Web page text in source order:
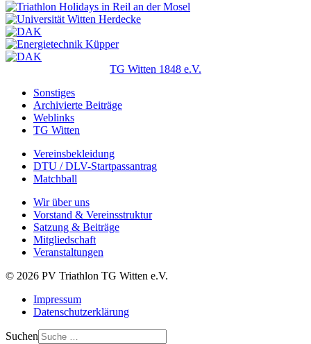
TG Witten 1848 e.V.
Sonstiges
Archivierte Beiträge
Weblinks
TG Witten
Vereinsbekleidung
DTU / DLV-Startpassantrag
Matchball
Wir über uns
Vorstand & Vereinsstruktur
Satzung & Beiträge
Mitgliedschaft
Veranstaltungen
© 2026 PV Triathlon TG Witten e.V.
Impressum
Datenschutzerklärung
Suchen